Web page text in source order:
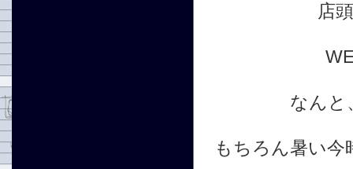
店
なんと
もちろん暑い